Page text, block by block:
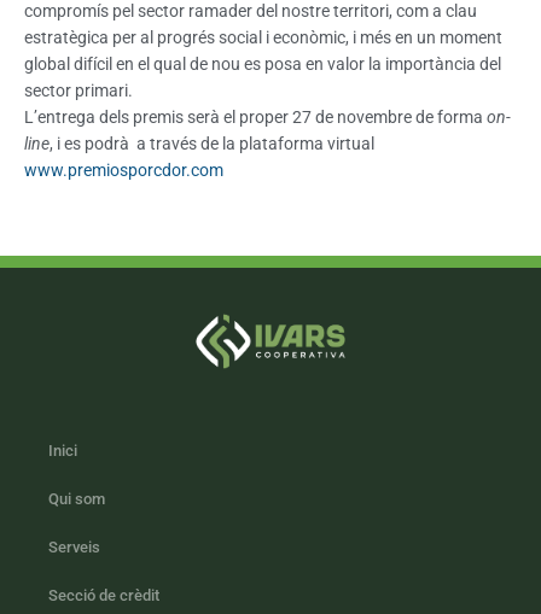
compromís pel sector ramader del nostre territori, com a clau
estratègica per al progrés social i econòmic, i més en un moment
global difícil en el qual de nou es posa en valor la importància del
sector primari.
L’entrega dels premis serà el proper 27 de novembre de forma on-
line, i es podrà a través de la plataforma virtual
www.premiosporcdor.com
Inici
Qui som
Serveis
Secció de crèdit